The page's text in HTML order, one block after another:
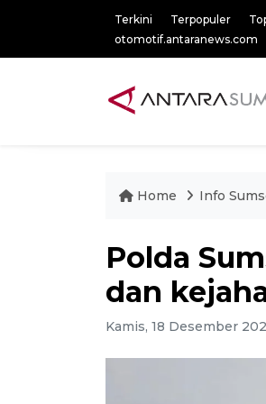
Terkini Terpopuler
otomotif.antaranews.com
Home Info
Polda
dan
Kamis, 18 Desember